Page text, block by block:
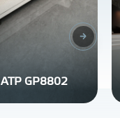
ATP GP8802